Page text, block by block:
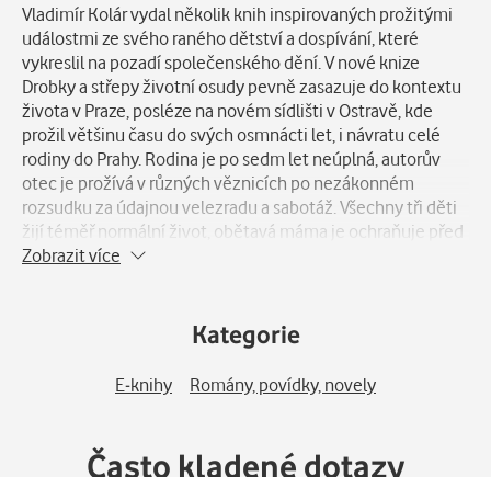
Vladimír Kolár vydal několik knih inspirovaných prožitými
událostmi ze svého raného dětství a dospívání, které
vykreslil na pozadí společenského dění. V nové knize
Drobky a střepy životní osudy pevně zasazuje do kontextu
života v Praze, posléze na novém sídlišti v Ostravě, kde
prožil většinu času do svých osmnácti let, i návratu celé
rodiny do Prahy. Rodina je po sedm let neúplná, autorův
otec je prožívá v různých věznicích po nezákonném
rozsudku za údajnou velezradu a sabotáž. Všechny tři děti
žijí téměř normální život, obětavá máma je ochraňuje před
drastickými nárazy reality, statečně řeší problémy, které se
za práci ve velkoobchodním skladu, i své zdraví. Před očima
nám ožívají nejen radosti a chvíle štěstí, ale i kritické
životní okamžiky, vše na pozadí vznikajícího a rozvíjejícího
se sídliště sousedícího s lesem a řekou Odrou, s jejími
Zobrazit více
Kategorie
E-knihy Romány, povídky, novely
Často kladené dotazy